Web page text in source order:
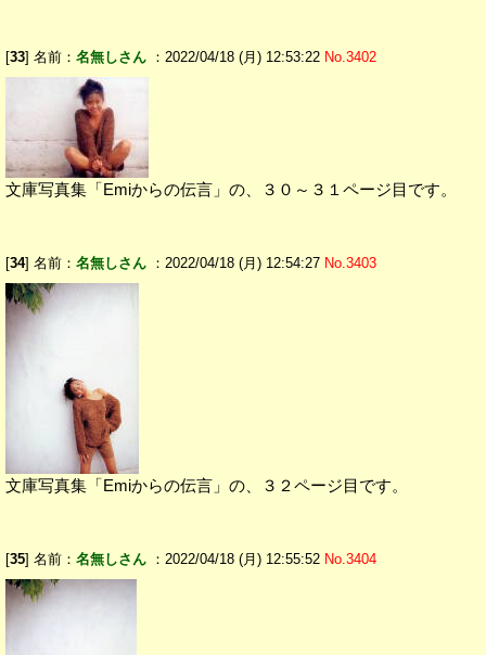
[33] 名前： 名無しさん ：2022/04/18 (月) 12:53:22 No.3402
文庫写真集「Emiからの伝言」の、３０～３１ページ目です。
[34] 名前： 名無しさん ：2022/04/18 (月) 12:54:27 No.3403
文庫写真集「Emiからの伝言」の、３２ページ目です。
[35] 名前： 名無しさん ：2022/04/18 (月) 12:55:52 No.3404